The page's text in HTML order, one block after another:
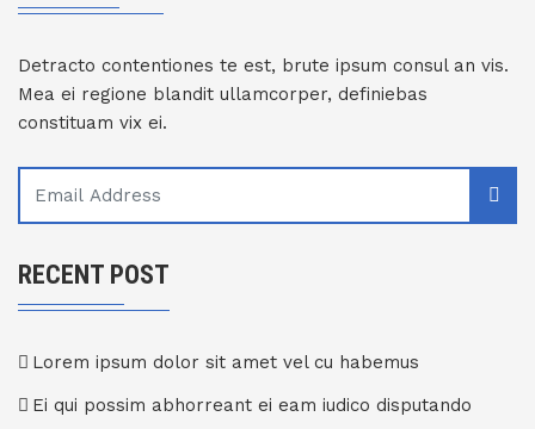
Detracto contentiones te est, brute ipsum consul an vis.
Mea ei regione blandit ullamcorper, definiebas
constituam vix ei.
RECENT POST
Lorem ipsum dolor sit amet vel cu habemus
Ei qui possim abhorreant ei eam iudico disputando